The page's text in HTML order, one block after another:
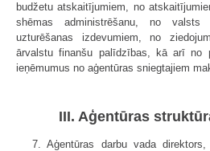
budžetu atskaitījumiem, no
shēmas administrēšanu, no valsts
uzturēšanas izdevumiem, no
ārvalstu finanšu palīdzības, kā arī no
ieņēmumus no aģentūras sniegtajiem
III. Aģentūras
7. Aģentūras darbu vada